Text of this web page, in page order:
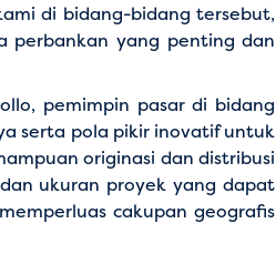
di bidang-bidang tersebut,
perbankan yang penting dan
pemimpin pasar di bidang
serta pola pikir inovatif untuk
originasi dan distribusi
ukuran proyek yang dapat
cakupan geografis